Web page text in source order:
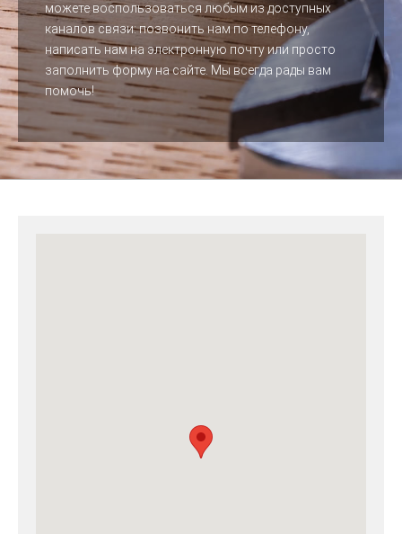
можете воспользоваться любым из доступных
каналов связи: позвонить нам по телефону,
написать нам на электронную почту или просто
заполнить форму на сайте. Мы всегда рады вам
помочь!